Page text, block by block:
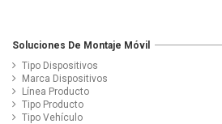
Soluciones De Montaje Móvil
Tipo Dispositivos
Marca Dispositivos
Línea Producto
Tipo Producto
Tipo Vehículo